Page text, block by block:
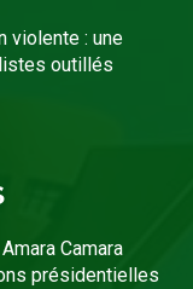
violente : une
outillés
Camara
présidentielles